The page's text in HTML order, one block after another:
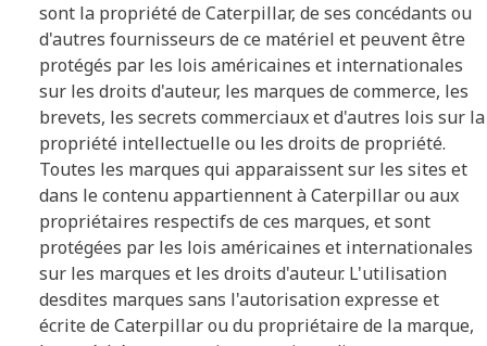
sont la propriété de Caterpillar, de ses concédants ou
d'autres fournisseurs de ce matériel et peuvent être
protégés par les lois américaines et internationales
sur les droits d'auteur, les marques de commerce, les
brevets, les secrets commerciaux et d'autres lois sur la
propriété intellectuelle ou les droits de propriété.
Toutes les marques qui apparaissent sur les sites et
dans le contenu appartiennent à Caterpillar ou aux
propriétaires respectifs de ces marques, et sont
protégées par les lois américaines et internationales
sur les marques et les droits d'auteur. L'utilisation
desdites marques sans l'autorisation expresse et
écrite de Caterpillar ou du propriétaire de la marque,